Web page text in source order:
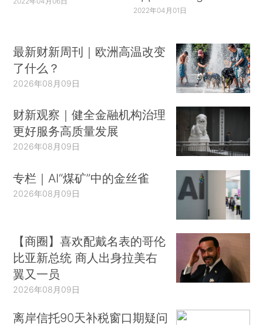
2022年04月01日
最新财新周刊｜欧洲高温改变
了什么？
2026年08月09日
财新观察｜健全金融机构治理
更好服务高质量发展
2026年08月09日
专栏｜AI“煤矿”中的金丝雀
2026年08月09日
【商圈】喜欢配戴名表的哥伦
比亚新总统 商人出身拉美右
翼又一员
2026年08月09日
离岸信托90天补税窗口期疑问